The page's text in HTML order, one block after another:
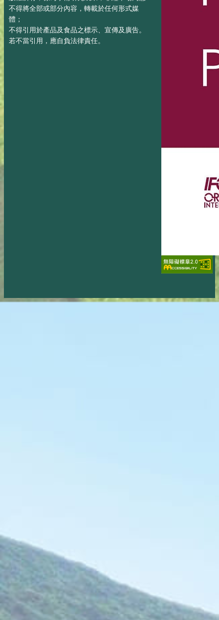
不得將全部或部分內容，轉載於任何形式媒
體；
不得引用於產品及食品之標示、宣傳及廣告。
若不當引用，應自負法律責任。